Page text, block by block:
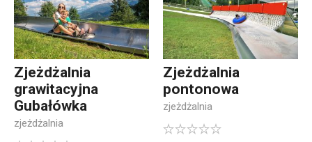
Zjeżdżalnia
grawitacyjna
Gubałówka
zjeżdżalnia
Zjeżdżalnia
pontonowa
zjeżdżalnia